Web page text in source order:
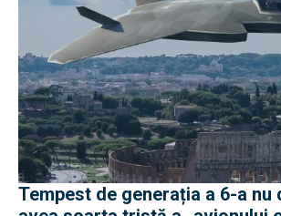
Tempest de generația a 6-a nu